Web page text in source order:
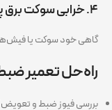
۴. خرابی سوکت برق پشت ضبط
گاهی خود سوکت یا
راه‌حل تعمیر
بررسی فیوز ضبط و تعویض